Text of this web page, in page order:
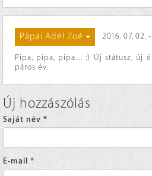
Pápai Adél Zoé 2016. 07. 02.
Pipa, pipa, pipa.... :) Új státusz, új
páros év.
Új hozzászólás
Saját név *
E-mail *